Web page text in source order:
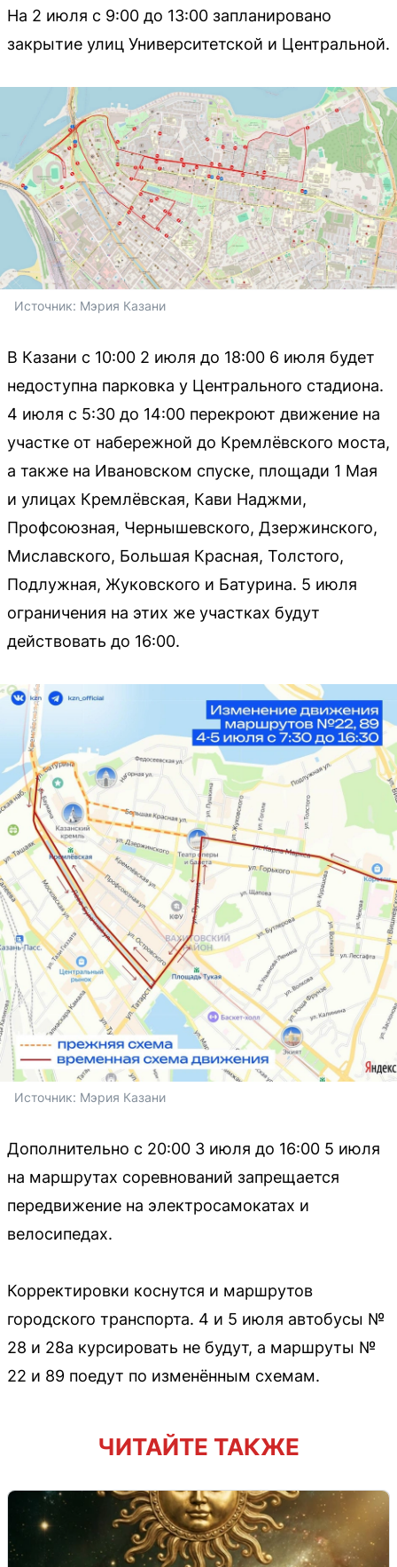
На 2 июля с 9:00 до 13:00 запланировано
закрытие улиц Университетской и Центральной.
Источник: Мэрия Казани
В Казани с 10:00 2 июля до 18:00 6 июля будет
недоступна парковка у Центрального стадиона.
4 июля с 5:30 до 14:00 перекроют движение на
участке от набережной до Кремлёвского моста,
а также на Ивановском спуске, площади 1 Мая
и улицах Кремлёвская, Кави Наджми,
Профсоюзная, Чернышевского, Дзержинского,
Миславского, Большая Красная, Толстого,
Подлужная, Жуковского и Батурина. 5 июля
ограничения на этих же участках будут
действовать до 16:00.
Источник: Мэрия Казани
Дополнительно с 20:00 3 июля до 16:00 5 июля
на маршрутах соревнований запрещается
передвижение на электросамокатах и
велосипедах.
Корректировки коснутся и маршрутов
городского транспорта. 4 и 5 июля автобусы №
28 и 28а курсировать не будут, а маршруты №
22 и 89 поедут по изменённым схемам.
ЧИТАЙТЕ ТАКЖЕ